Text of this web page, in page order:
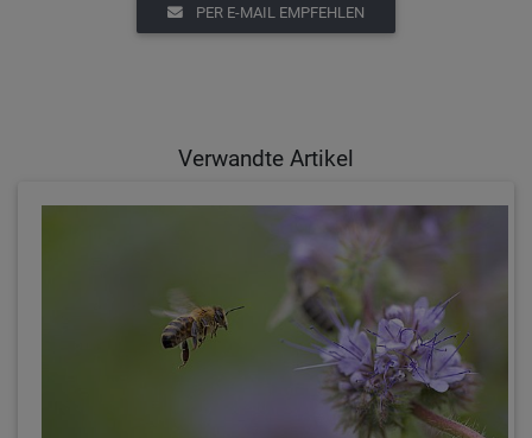
PER E-MAIL EMPFEHLEN
Verwandte Artikel